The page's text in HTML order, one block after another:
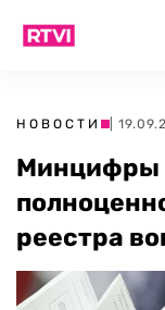
НОВОСТИ |
Минцифры
реестра